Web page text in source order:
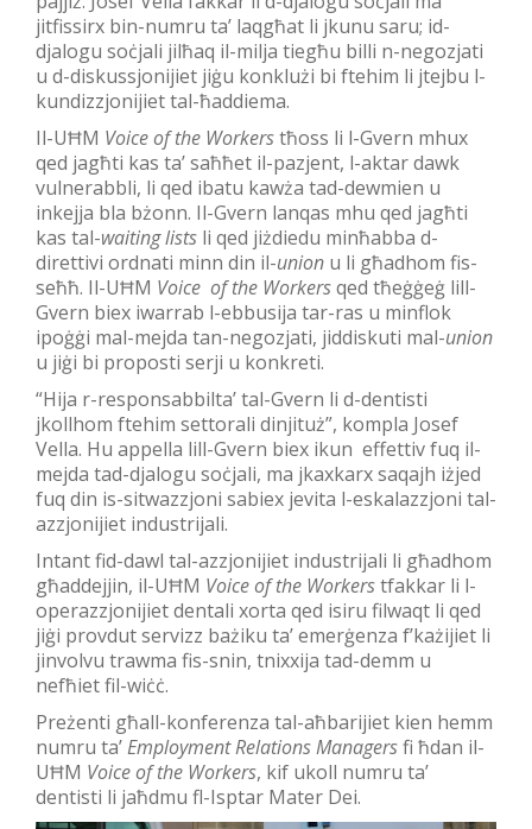
jitfissirx bin-numru ta’ laqgħat li jkunu saru; id-
djalogu soċjali jilħaq il-milja tiegħu billi n-negozjati
u d-diskussjonijiet jiġu konklużi bi ftehim li jtejbu l-
kundizzjonijiet tal-ħaddiema.
Il-UĦM Voice of the Workerstħoss li l-Gvern mhux
qed jagħti kas ta’ saħħet il-pazjent, l-aktar dawk
vulnerabbli, li qed ibatu kawża tad-dewmien u
inkejja bla bżonn. Il-Gvern lanqas mhu qed jagħti
kas tal-waiting lists li qed jiżdiedu minħabba d-
direttivi ordnati minn din il-union u li għadhom fis-
seħħ. Il-UĦM Voice of the Workersqed tħeġġeġ lill-
Gvern biex iwarrab l-ebbusija tar-ras u minflok
ipoġġi mal-mejda tan-negozjati, jiddiskuti mal-union
u jiġi bi proposti serji u konkreti.
“Hija r-responsabbilta’ tal-Gvern li d-dentisti
jkollhom ftehim settorali dinjituż”, kompla Josef
Vella. Hu appella lill-Gvern biex ikun effettiv fuq il-
mejda tad-djalogu soċjali, ma jkaxkarx saqajh iżjed
fuq din is-sitwazzjoni sabiex jevita l-eskalazzjoni tal-
azzjonijiet industrijali.
Intant fid-dawl tal-azzjonijiet industrijali li għadhom
għaddejjin, il-UĦM Voice of the Workerstfakkar li l-
operazzjonijiet dentali xorta qed isiru filwaqt li qed
jiġi provdut servizz bażiku ta’ emerġenza f’każijiet li
jinvolvu trawma fis-snin, tnixxija tad-demm u
nefħiet fil-wiċċ.
Preżenti għall-konferenza tal-aħbarijiet kien hemm
numru ta’Employment Relations Managersfi ħdan il-
UĦM Voice of the Workers, kif ukoll numru ta’
dentisti li jaħdmu fl-Isptar Mater Dei.